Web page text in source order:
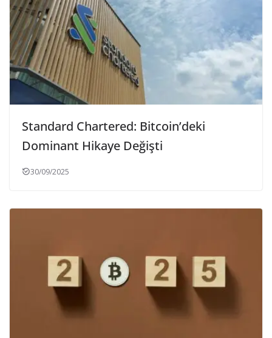
Standard Chartered: Bitcoin’deki
Dominant Hikaye Değişti
30/09/2025